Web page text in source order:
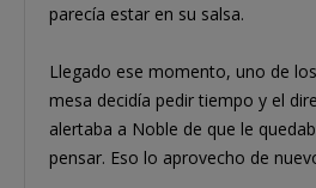
parecía estar en su salsa.
Llegado ese momento, uno de
mesa decidía pedir tiempo y el
alertaba a Noble de que le
pensar. Eso lo aprovecho de